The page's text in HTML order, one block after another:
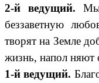
2-й ведущий. Мы
беззаветную
творят на Земле
жизнь, напол няют
1-й ведущий.